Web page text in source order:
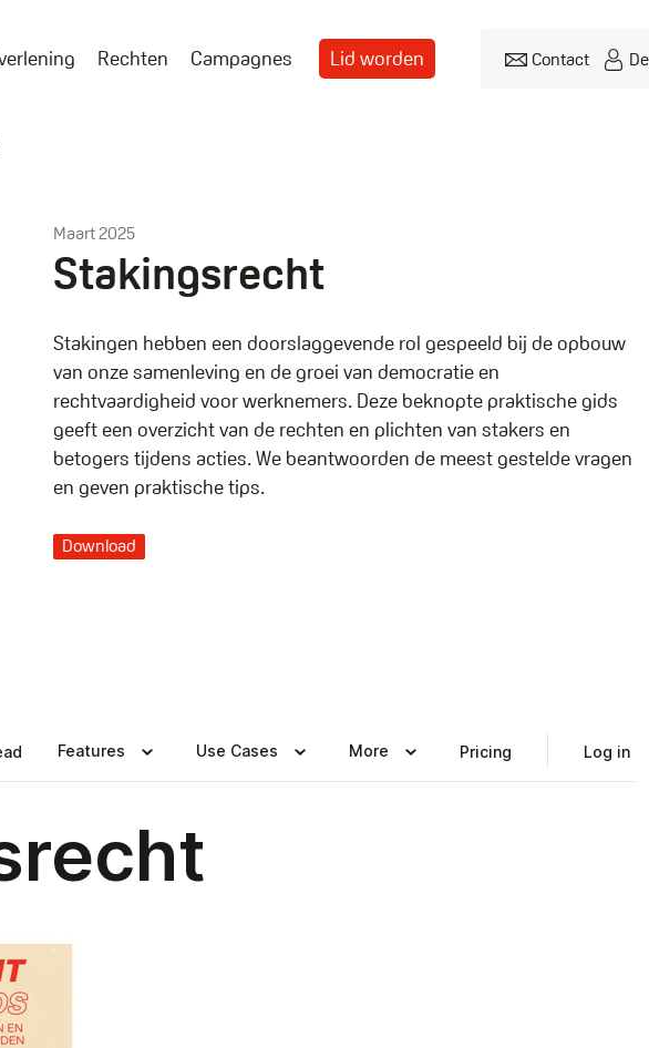
Rechten Campagnes Lid worden Contact
Maart 2025
Stakingsrecht
Stakingen hebben een doorslaggevende rol gespeeld bij de opbouw
van onze samenleving en de groei van democratie en
rechtvaardigheid voor werknemers. Deze beknopte praktische gids
geeft een overzicht van de rechten en plichten van stakers en
betogers tijdens acties. We beantwoorden de meest gestelde vragen
en geven praktische tips.
Download